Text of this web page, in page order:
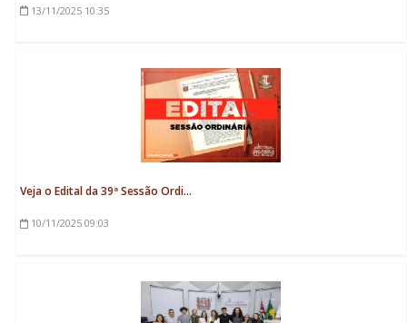
13/11/2025 10:35
Veja o Edital da 39ª Sessão Ordi...
10/11/2025 09:03